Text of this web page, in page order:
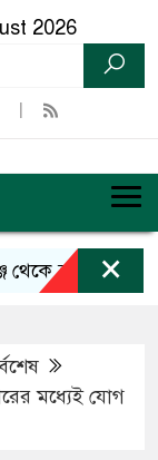
2026
হাফিজুর গ্রেফতার
×
মধ্যেই যোগ